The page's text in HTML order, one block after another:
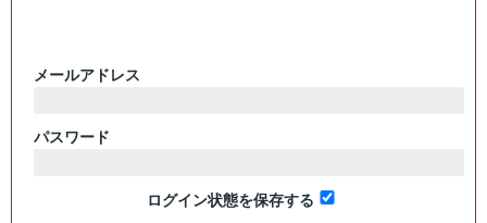
メールアドレス
パスワード
ログイン状態を保存する